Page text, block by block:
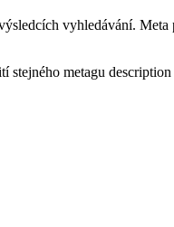
vyhledávání.
stejného metagu